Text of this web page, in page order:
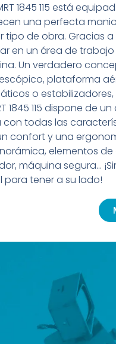
1845 115 está
una perfecta
de obra. Gracias
en un área de
Un verdadero
plataforma
o estabilizadores,
1845 115 dispone de
todas las
confort y una
elementos
máquina segura…
tener a su lado!